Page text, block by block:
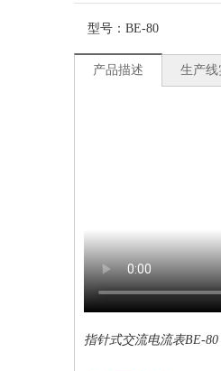
型号： BE-80
产品描述 生产线
指针式交流电流表BE-